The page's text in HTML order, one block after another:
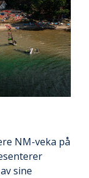
NM-veka på
sine